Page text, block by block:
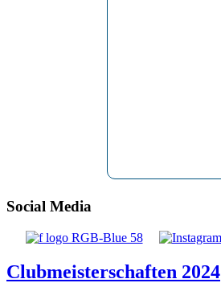
Social Media
Clubmeisterschaften 2024